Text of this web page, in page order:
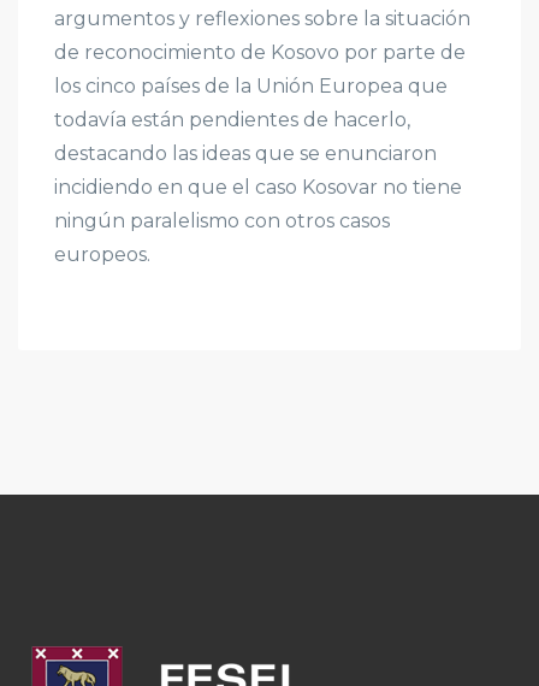
argumentos y reflexiones sobre la situación
de reconocimiento de Kosovo por parte de
los cinco países de la Unión Europea que
todavía están pendientes de hacerlo,
destacando las ideas que se enunciaron
incidiendo en que el caso Kosovar no tiene
ningún paralelismo con otros casos
europeos.